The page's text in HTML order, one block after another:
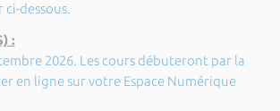
dessous.
:
2026. Les cours débuteront par la
en ligne sur votre Espace Numérique